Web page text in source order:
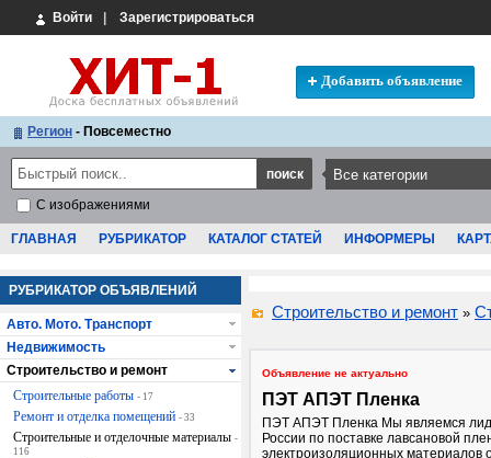
Войти Зарегистрироваться
Добавить объявление
Регион - Повсеместно
С изображениями
ГЛАВНАЯ РУБРИКАТОР КАТАЛОГ СТАТЕЙ ИНФОРМЕРЫ
Строительство и ремонт »
Объявление не актуально
ПЭТ АПЭТ Пленка
ПЭТ АПЭТ Пленка Мы являемся
России по поставке лавсановой
электроизоляционных материалов
РУБРИКАТОР ОБЪЯВЛЕНИЙ
Авто. Мото. Транспорт
Недвижимость
Строительство и ремонт
Строительные работы - 17
Ремонт и отделка помещений - 33
Строительные и отделочные материалы -
116